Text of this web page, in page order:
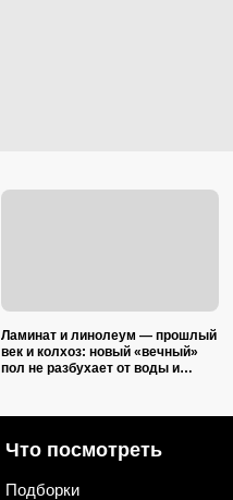
Ламинат и линолеум — прошлый
век и колхоз: новый «вечный»
пол не разбухает от воды и
Что посмотреть
Подборки